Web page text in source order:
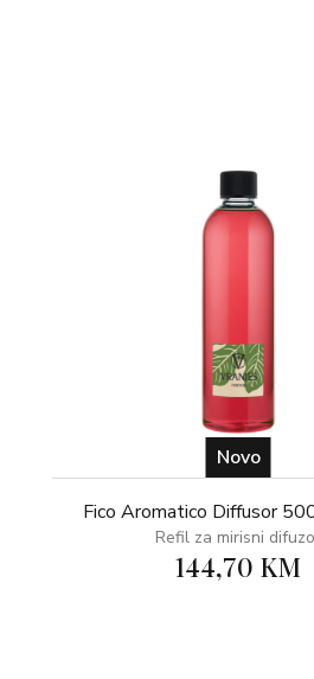
Novo
Fico Aromatico Diffusor
Refil za mirisni
144,70 KM